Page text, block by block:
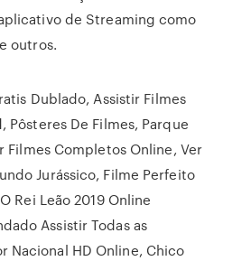
de Streaming como
outros.
Dublado, Assistir Filmes
Pôsteres De Filmes, Parque
Filmes Completos Online, Ver
Jurássico, Filme Perfeito
Rei Leão 2019 Online
Assistir Todas as
Nacional HD Online, Chico